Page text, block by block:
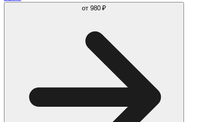
от 980 ₽